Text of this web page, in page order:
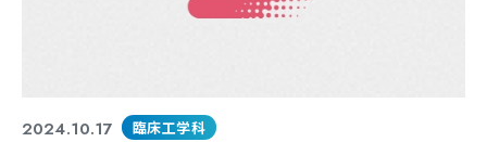
2024.10.17 臨床工学科